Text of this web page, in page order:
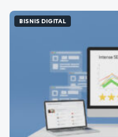
BISNIS DIGITAL